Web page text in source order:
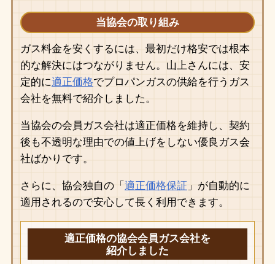
当協会の取り組み
ガス料金を安くするには、最初だけ格安では根本
的な解決にはつながりません。山上さんには、安
定的に適正価格でプロパンガスの供給を行うガス
会社を無料で紹介しました。
当協会の会員ガス会社は適正価格を維持し、契約
後も不透明な理由での値上げをしない優良ガス会
社ばかりです。
さらに、協会独自の「 適正価格保証 」が自動的に
適用されるので安心して長く利用できます。
適正価格の協会会員ガス会社を
紹介しました